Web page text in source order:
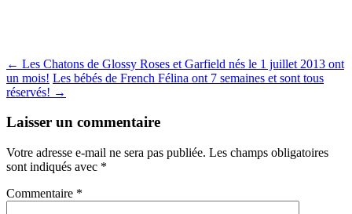
Navigation
des
← Les Chatons de Glossy Roses et Garfield nés le 1 juillet 2013 ont
un mois! Les bébés de French Félina ont 7 semaines et sont tous
réservés! →
Laisser un commentaire
Votre adresse e-mail ne sera pas publiée. Les champs obligatoires
sont indiqués avec *
Commentaire *